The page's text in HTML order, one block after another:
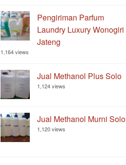
Pengiriman Parfum
Laundry Luxury Wonogiri
Jateng
1,164 views
Jual Methanol Plus Solo
1,124 views
Jual Methanol Murni Solo
1,120 views